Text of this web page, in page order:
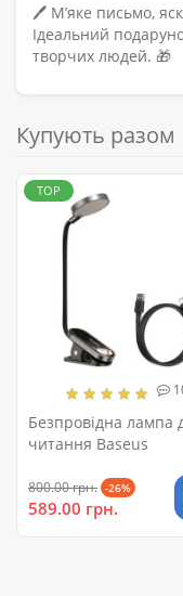
🖊️ М’яке письмо,
Ідеальний
творчих людей. 🎁
Купують разом
TOP
Безпровідна лампа
читання Baseus
800.00 грн. -26%
589.00 грн.